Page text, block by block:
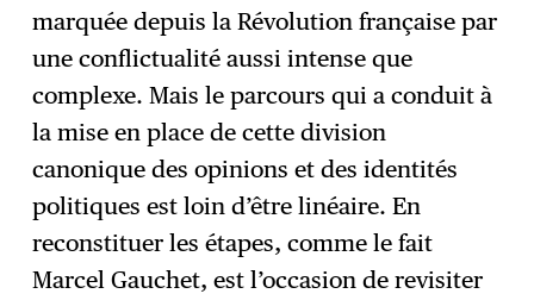
marquée depuis la Révolution française par
une conflictualité aussi intense que
complexe. Mais le parcours qui a conduit à
la mise en place de cette division
canonique des opinions et des identités
politiques est loin d’être linéaire. En
reconstituer les étapes, comme le fait
Marcel Gauchet, est l’occasion de revisiter